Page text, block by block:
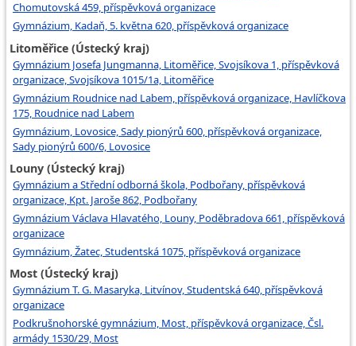
Chomutovská 459, příspěvková organizace
Gymnázium, Kadaň, 5. května 620, příspěvková organizace
Litoměřice (Ústecký kraj)
Gymnázium Josefa Jungmanna, Litoměřice, Svojsíkova 1, příspěvková
organizace, Svojsíkova 1015/1a, Litoměřice
Gymnázium Roudnice nad Labem, příspěvková organizace, Havlíčkova
175, Roudnice nad Labem
Gymnázium, Lovosice, Sady pionýrů 600, příspěvková organizace,
Sady pionýrů 600/6, Lovosice
Louny (Ústecký kraj)
Gymnázium a Střední odborná škola, Podbořany, příspěvková
organizace, Kpt. Jaroše 862, Podbořany
Gymnázium Václava Hlavatého, Louny, Poděbradova 661, příspěvková
organizace
Gymnázium, Žatec, Studentská 1075, příspěvková organizace
Most (Ústecký kraj)
Gymnázium T. G. Masaryka, Litvínov, Studentská 640, příspěvková
organizace
Podkrušnohorské gymnázium, Most, příspěvková organizace, Čsl.
armády 1530/29, Most